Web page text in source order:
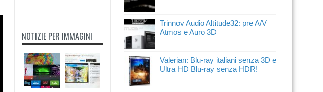
NOTIZIE PER IMMAGINI
Trinnov Audio Altitude32: pre A/V
Atmos e Auro 3D
Valerian: Blu-ray italiani senza 3D e
Ultra HD Blu-ray senza HDR!